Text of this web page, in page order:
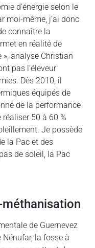
d’énergie selon le
moi-même, j’ai donc
connaître la
en réalité de
», analyse Christian
pas l’éleveur
Dès 2010, il
équipés de
de la performance
50 à 60 %
Je possède
la Pac et des
de soleil, la Pac
de Guernevez
la fosse à